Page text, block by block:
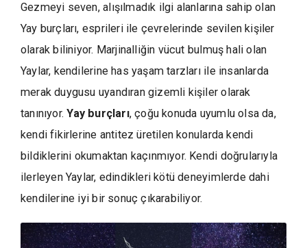
Gezmeyi seven, alışılmadık ilgi alanlarına sahip olan
Yay burçları, esprileri ile çevrelerinde sevilen kişiler
olarak biliniyor. Marjinalliğin vücut bulmuş hali olan
Yaylar, kendilerine has yaşam tarzları ile insanlarda
merak duygusu uyandıran gizemli kişiler olarak
tanınıyor.Yay burçları, çoğu konuda uyumlu olsa da,
kendi fikirlerine antitez üretilen konularda kendi
bildiklerini okumaktan kaçınmıyor. Kendi doğrularıyla
ilerleyen Yaylar, edindikleri kötü deneyimlerde dahi
kendilerine iyi bir sonuç çıkarabiliyor.